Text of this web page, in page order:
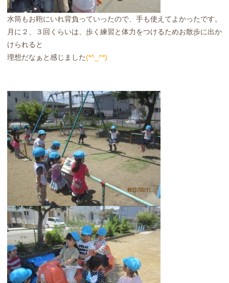
水筒もお鞄にいれ背負っていったので、手も使えてよかったです。
月に２、３回くらいは、歩く練習と体力をつけるためお散歩に出か
けられると
理想だなぁと感じました(*^_^*)